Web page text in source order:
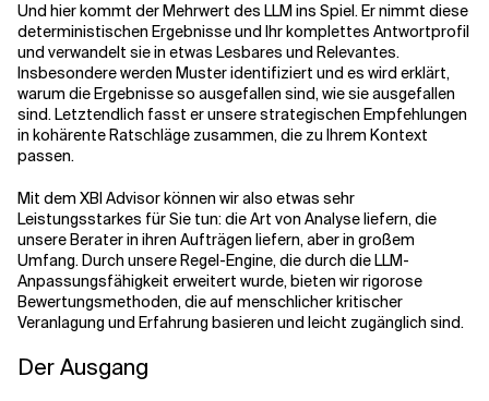
Und hier kommt der Mehrwert des LLM ins Spiel. Er nimmt diese
deterministischen Ergebnisse und Ihr komplettes Antwortprofil
und verwandelt sie in etwas Lesbares und Relevantes.
Insbesondere werden Muster identifiziert und es wird erklärt,
warum die Ergebnisse so ausgefallen sind, wie sie ausgefallen
sind. Letztendlich fasst er unsere strategischen Empfehlungen
in kohärente Ratschläge zusammen, die zu Ihrem Kontext
passen.
Mit dem XBI Advisor können wir also etwas sehr
Leistungsstarkes für Sie tun: die Art von Analyse liefern, die
unsere Berater in ihren Aufträgen liefern, aber in großem
Umfang. Durch unsere Regel-Engine, die durch die LLM-
Anpassungsfähigkeit erweitert wurde, bieten wir rigorose
Bewertungsmethoden, die auf menschlicher kritischer
Veranlagung und Erfahrung basieren und leicht zugänglich sind.
Der Ausgang